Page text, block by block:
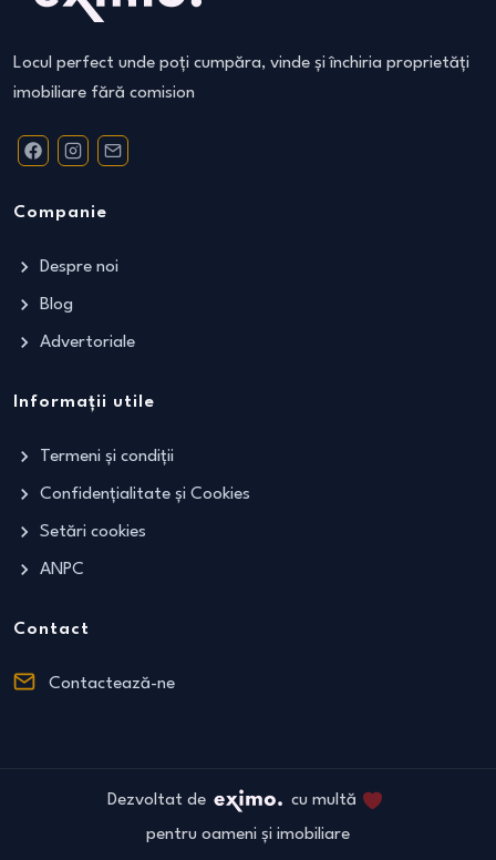
Locul perfect unde poți cumpăra, vinde și închiria proprietăți
imobiliare fără comision
Companie
Despre noi
Blog
Advertoriale
Informații utile
Termeni și condiții
Confidențialitate și Cookies
Setări cookies
ANPC
Contact
Contactează-ne
Dezvoltat de
cu multă
pentru oameni și imobiliare